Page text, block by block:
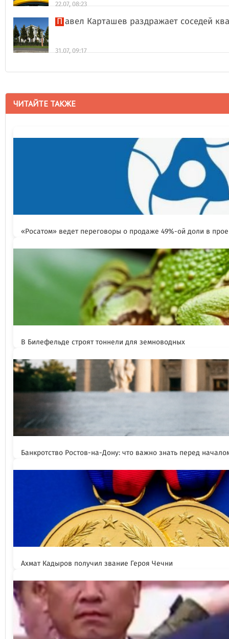
ЧИТАЙТЕ ТАКЖЕ
«Росатом» ведет переговоры о продаже 49%-ой доли в
В Билефельде строят тоннели для земноводных
Банкротство Ростов-на-Дону: что важно знать перед
Ахмат Кадыров получил звание Героя Чечни
22.07, 08:23
Павел Карташев раздражает соседей
31.07, 09:17